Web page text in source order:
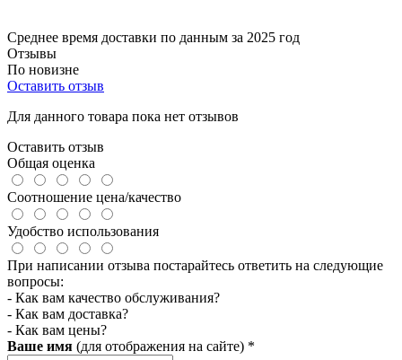
Среднее время доставки по данным за 2025 год
Отзывы
По новизне
Оставить отзыв
Для данного товара пока нет отзывов
Оставить отзыв
Общая оценка
Соотношение цена/качество
Удобство использования
При написании отзыва постарайтесь ответить на следующие
вопросы:
- Как вам качество обслуживания?
- Как вам доставка?
- Как вам цены?
Ваше имя (для отображения на сайте) *